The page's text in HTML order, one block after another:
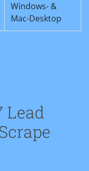
Windows- &
Mac-Desktop
Lead